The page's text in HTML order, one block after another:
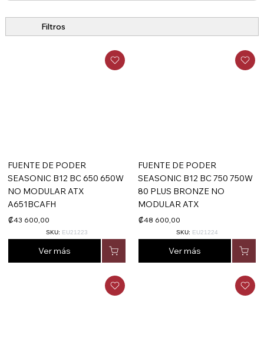
FUENTE DE PODER
SEASONIC B12 BC 650 650W
NO MODULAR ATX
A651BCAFH
₡43 600,00
Ver más
SKU: EU21223
FUENTE DE PODER
SEASONIC B12 BC 750 750W
80 PLUS BRONZE NO
MODULAR ATX
₡48 600,00
Ver más
SKU: EU21224
Filtros